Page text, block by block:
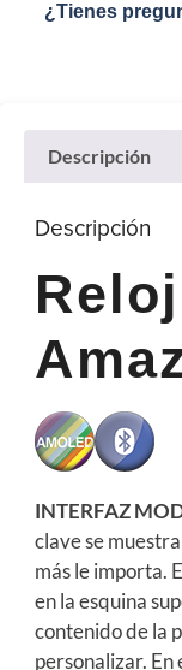
¿Tienes
Descripción
Descripción
INTERFAZ
clave se
más le importa.
en la esquina
contenido de la
personalizar.